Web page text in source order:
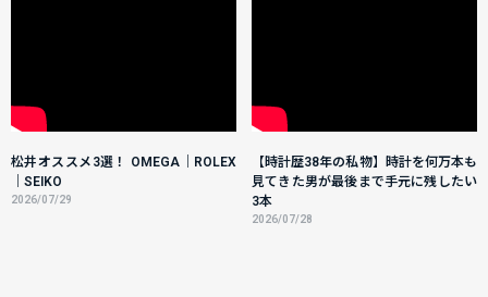
松井オススメ3選！ OMEGA｜ROLEX
｜SEIKO
2026/07/29
【時計歴38年の私物】時計を何万本も
見てきた男が最後まで手元に残したい
3本
2026/07/28